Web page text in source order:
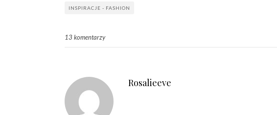
INSPIRACJE - FASHION
13 komentarzy
Rosalieeve